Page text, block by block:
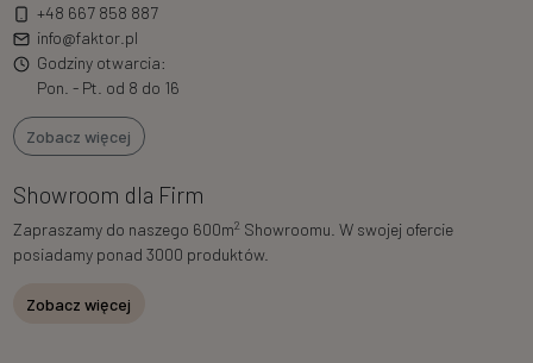
+48 667 858 887
info@faktor.pl
Godziny otwarcia:
Pon. - Pt. od 8 do 16
Zobacz więcej
Showroom dla Firm
Zapraszamy do naszego 600m2 Showroomu. W swojej ofercie
posiadamy ponad 3000 produktów.
Zobacz więcej